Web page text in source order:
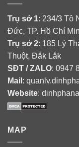
Trụ sở 1: 234/3 Tô
Đức, TP. Hồ Chí
Trụ sở 2: 185 Lý
Thuột, Đắk Lắk
SĐT / ZALO: 0947
Mail :
Website:
MAP